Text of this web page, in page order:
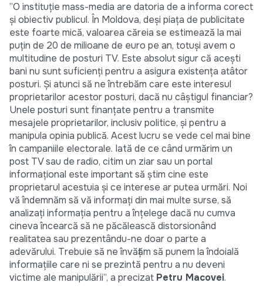
”O instituție mass-media are datoria de a informa corect
și obiectiv publicul. În Moldova, deşi piața de publicitate
este foarte mică, valoarea căreia se estimează la mai
puţin de 20 de milioane de euro pe an, totuşi avem o
multitudine de posturi TV. Este absolut sigur că aceşti
bani nu sunt suficienţi pentru a asigura existenţa atâtor
posturi. Şi atunci să ne întrebăm care este interesul
proprietarilor acestor posturi, dacă nu câștigul financiar?
Unele posturi sunt finanţate pentru a transmite
mesajele proprietarilor, inclusiv politice, şi pentru a
manipula opinia publică. Acest lucru se vede cel mai bine
în campaniile electorale. Iată de ce când urmărim un
post TV sau de radio, citim un ziar sau un portal
informațional este important să știm cine este
proprietarul acestuia și ce interese ar putea urmări. Noi
vă îndemnăm să vă informați din mai multe surse, să
analizaţi informaţia pentru a înţelege dacă nu cumva
cineva încearcă să ne păcălească distorsionând
realitatea sau prezentându-ne doar o parte a
adevărului. Trebuie să ne învăţăm să punem la îndoială
informațiile care ni se prezintă pentru a nu deveni
victime ale manipulării”, a precizat Petru Macovei.